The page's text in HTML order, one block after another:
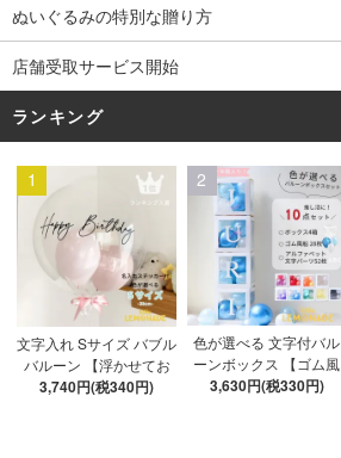
ぬいぐるみの特別な贈り方
店舗受取サービス開始
ランキング
1
文字入れ Sサイズ バブル
バルーン 【浮かせてお
届け】 バルーン
3,740円(税340円)
2
色が選べる 文字付バル
ーンボックス 【ゴム風
船&文字パーツ付き】 DI
3,630円(税330円)